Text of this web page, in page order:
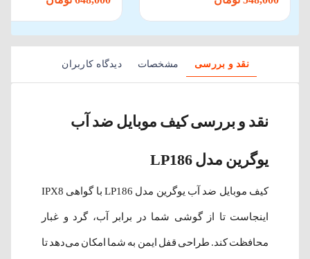
نقد و بررسی مشخصات دیدگاه کاربران
نقد و بررسی کیف موبایل ضد آب
یوگرین مدل LP186
کیف موبایل ضد آب یوگرین مدل LP186 با گواهی IPX8
اینجاست تا از گوشی شما در برابر آب، گرد و غبار
محافظت کند. طراحی قفل ایمن به شما امکان می‌‌دهد تا